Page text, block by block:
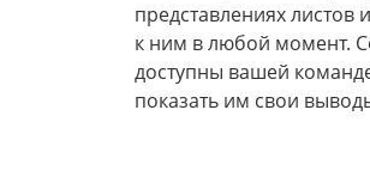
представлениях листов
к ним в любой момент.
доступны вашей
показать им свои